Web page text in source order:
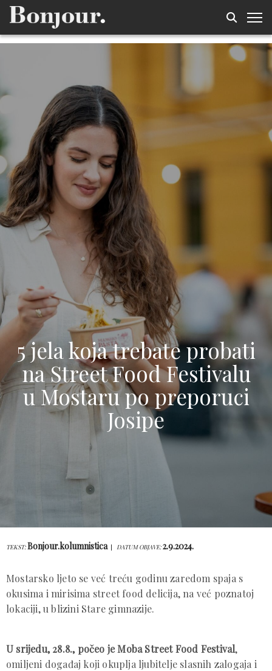
5 jela koja trebate probati
na Street Food Festivalu
u Mostaru po preporuci
Josipe
TEKST:Bonjour.kolumnistica DATUM OBJAVE:2.9.2024.
Mostarsko ljeto se već treću godinu zaredom spaja s
okusima i mirisima street food delicija, na već poznatoj
lokaciji, u blizini Stare gimnazije.
U srijedu, 28.8., počeo je Moba Street Food Festival,
omiljeni događaj koji okuplja ljubitelje slasnih zalogaja i